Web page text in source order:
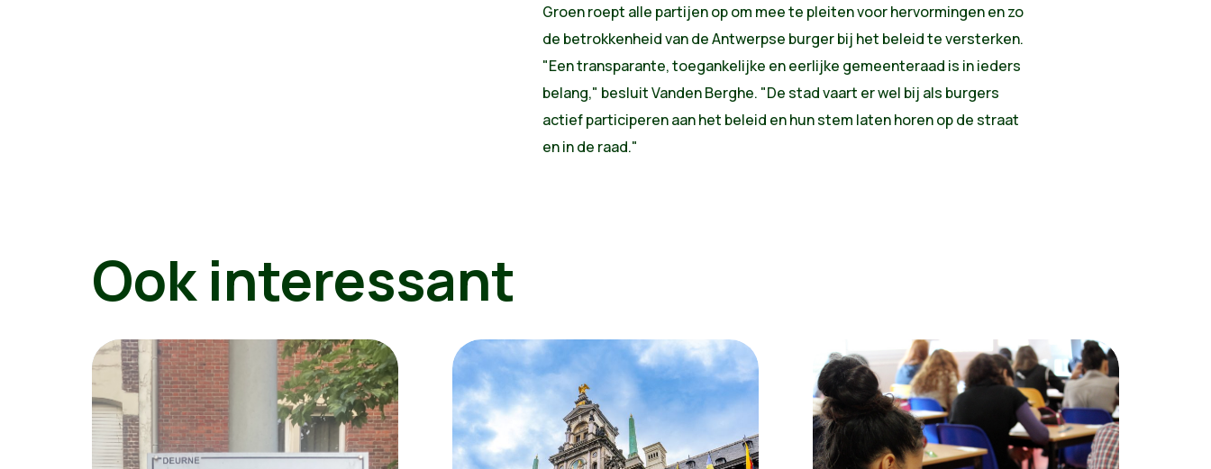
Groen roept alle partijen op om mee te pleiten voor hervormingen en zo
de betrokkenheid van de Antwerpse burger bij het beleid te versterken.
"Een transparante, toegankelijke en eerlijke gemeenteraad is in ieders
belang," besluit Vanden Berghe. "De stad vaart er wel bij als burgers
actief participeren aan het beleid en hun stem laten horen op de straat
en in de raad."
Ook interessant